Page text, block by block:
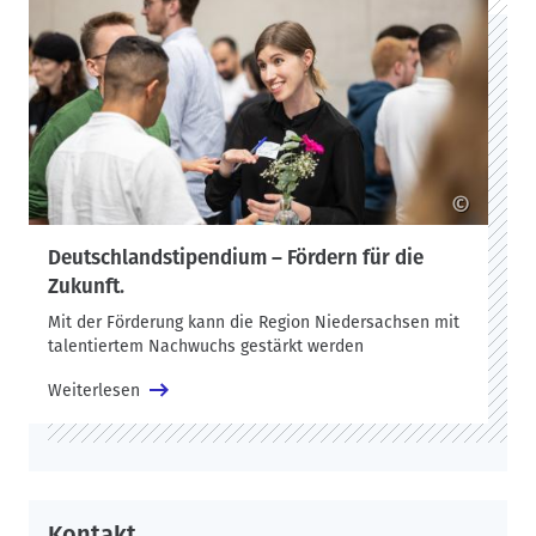
Fördernden und habe besonders für Unternehmen rund um
die Standorte der HAWK große Bedeutung bei der Gewinnung
von Fachkräften.
Vor rund 300 Fördernden, Stipendiat*innen, Gästen aus Politik,
Wirtschaft und der Hochschule stellten Vizepräsident
Wolfgang Viöl und Daniela Zwicker das Programm des
Deutschlandstipendiums an der HAWK vor. In einer
Podiumsrunde berichteten Fördernde und Stipendiat*innen
und gaben eindrucksvolle Einblicke in ihre Biografien. Für
ausdrucksstarke musikalische Unterhaltung sorgten Sängerin
und Musicaldarstellerin Shandra Konzok und ihre Kollegin
Assia Livchina.
65 Stipendien gehen an Studierende an der HAWK in
Standort Göttingen.
Laura Muth, Produktdesign (B.A.), studiert jetzt im Master an
©
Deutschlandstipendium – Fördern für die
Zukunft.
Mit der Förderung kann die Region Niedersachsen mit
talentiertem Nachwuchs gestärkt werden
Weiterlesen